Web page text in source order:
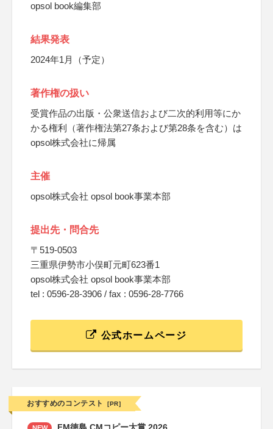
opsol book編集部
結果発表
2024年1月（予定）
著作権の扱い
受賞作品の出版・公衆送信および二次的利用等にか
かる権利（著作権法第27条および第28条を含む）は
opsol株式会社に帰属
主催
opsol株式会社 opsol book事業本部
提出先・問合先
〒519-0503
三重県伊勢市小俣町元町623番1
opsol株式会社 opsol book事業本部
tel : 0596-28-3906 / fax : 0596-28-7766
公式ホームページ
おすすめのコンテスト [PR]
NEW